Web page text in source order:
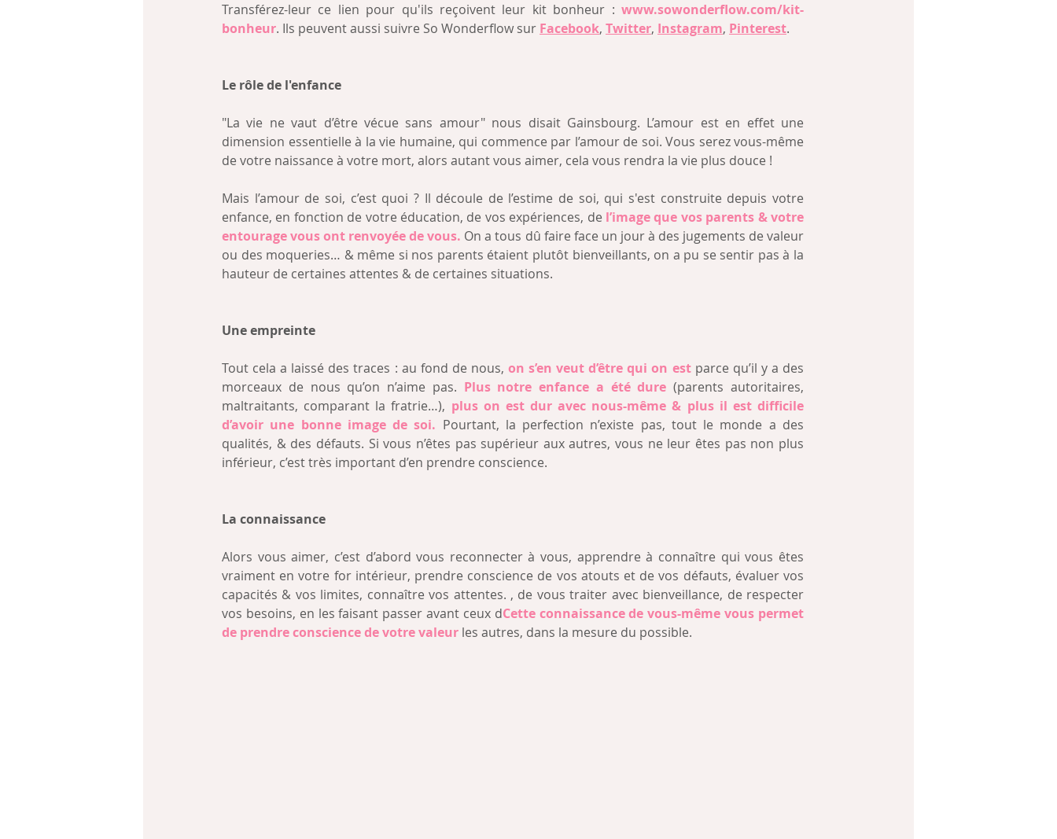
Transférez-leur ce lien pour qu'ils reçoivent leur kit bonheur : www.sowonderflow.com/kit-
bonheur. Ils peuvent aussi suivre So Wonderflow sur Facebook, Twitter, Instagram, Pinterest.
Le rôle de l'enfance
"La vie ne vaut d’être vécue sans amour" nous disait Gainsbourg. L’amour est en effet une
dimension essentielle à la vie humaine, qui commence par l’amour de soi. Vous serez vous-même
de votre naissance à votre mort, alors autant vous aimer, cela vous rendra la vie plus douce !
Mais l’amour de soi, c’est quoi ? Il découle de l’estime de soi, qui s'est construite depuis votre
enfance, en fonction de votre éducation, de vos expériences, de l’image que vos parents & votre
entourage vous ont renvoyée de vous. On a tous dû faire face un jour à des jugements de valeur
ou des moqueries… & même si nos parents étaient plutôt bienveillants, on a pu se sentir pas à la
hauteur de certaines attentes & de certaines situations.
Une empreinte
Tout cela a laissé des traces : au fond de nous, on s’en veut d’être qui on est parce qu’il y a des
morceaux de nous qu’on n’aime pas. Plus notre enfance a été dure (parents autoritaires,
maltraitants, comparant la fratrie…), plus on est dur avec nous-même & plus il est difficile
d’avoir une bonne image de soi. Pourtant, la perfection n’existe pas, tout le monde a des
qualités, & des défauts. Si vous n’êtes pas supérieur aux autres, vous ne leur êtes pas non plus
inférieur, c’est très important d’en prendre conscience.
La connaissance
Alors vous aimer, c’est d’abord vous reconnecter à vous, apprendre à connaître qui vous êtes
vraiment en votre for intérieur, prendre conscience de vos atouts et de vos défauts, évaluer vos
capacités & vos limites, connaître vos attentes. , de vous traiter avec bienveillance, de respecter
vos besoins, en les faisant passer avant ceux dCette connaissance de vous-même vous permet
de prendre conscience de votre valeur les autres, dans la mesure du possible.